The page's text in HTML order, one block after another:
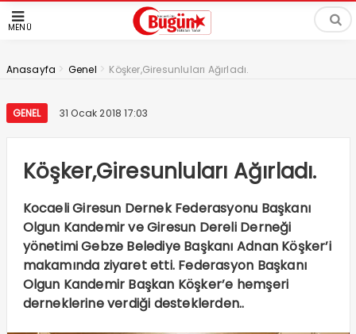
MENÜ
Anasayfa > Genel > Köşker,Giresunluları Ağırladı.
GENEL 31 Ocak 2018 17:03
Köşker,Giresunluları Ağırladı.
Kocaeli Giresun Dernek Federasyonu Başkanı
Olgun Kandemir ve Giresun Dereli Derneği
yönetimi Gebze Belediye Başkanı Adnan Köşker’i
makamında ziyaret etti. Federasyon Başkanı
Olgun Kandemir Başkan Köşker’e hemşeri
derneklerine verdiği desteklerden..